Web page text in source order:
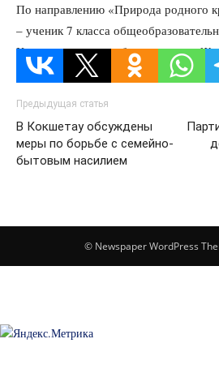
По направлению «Природа родного
– ученик 7 класса
Кировское отдела образования по
Предыдущая статья
В Кокшетау обсуждены
меры по борьбе с семейно-
бытовым насилием
© Newspaper WordPress